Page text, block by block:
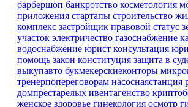
барбершоп банкротство косметология
приложения стартапы строительство
комплекс застройщик правовой статус
участок электричество газоснабжение
водоснабжение юрист консультация
помощь закон конституция защита в
выкупавто букмекерскиеконторы
тренерпопереговорам насоснаястанция
домпрестарелых ивентагенство
женское здоровье гинекология осмотр